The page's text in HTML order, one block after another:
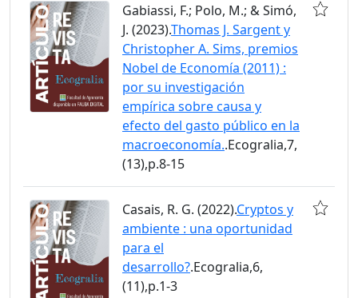
Gabiassi, F.; Polo, M.; & Simó,
J. (2023).Thomas J. Sargent y
Christopher A. Sims, premios
Nobel de Economía (2011) :
por su investigación
empírica sobre causa y
efecto del gasto público en la
macroeconomía..Ecogralia,7,
(13),p.8-15
Casais, R. G. (2022).Cryptos y
ambiente : una oportunidad
para el
desarrollo?.Ecogralia,6,
(11),p.1-3